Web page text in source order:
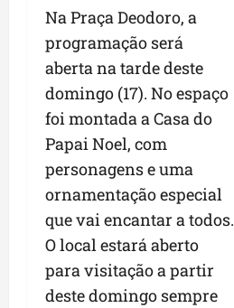
Na Praça Deodoro, a
programação será
aberta na tarde deste
domingo (17). No espaço
foi montada a Casa do
Papai Noel, com
personagens e uma
ornamentação especial
que vai encantar a todos.
O local estará aberto
para visitação a partir
deste domingo sempre